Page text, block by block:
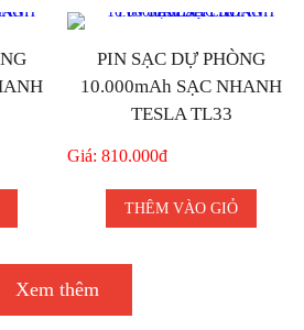
PIN SẠC DỰ PHÒNG
10.000mAh SẠC NHANH
TESLA TL33
Giá: 810.000đ
THÊM VÀO GIỎ
Xem thêm